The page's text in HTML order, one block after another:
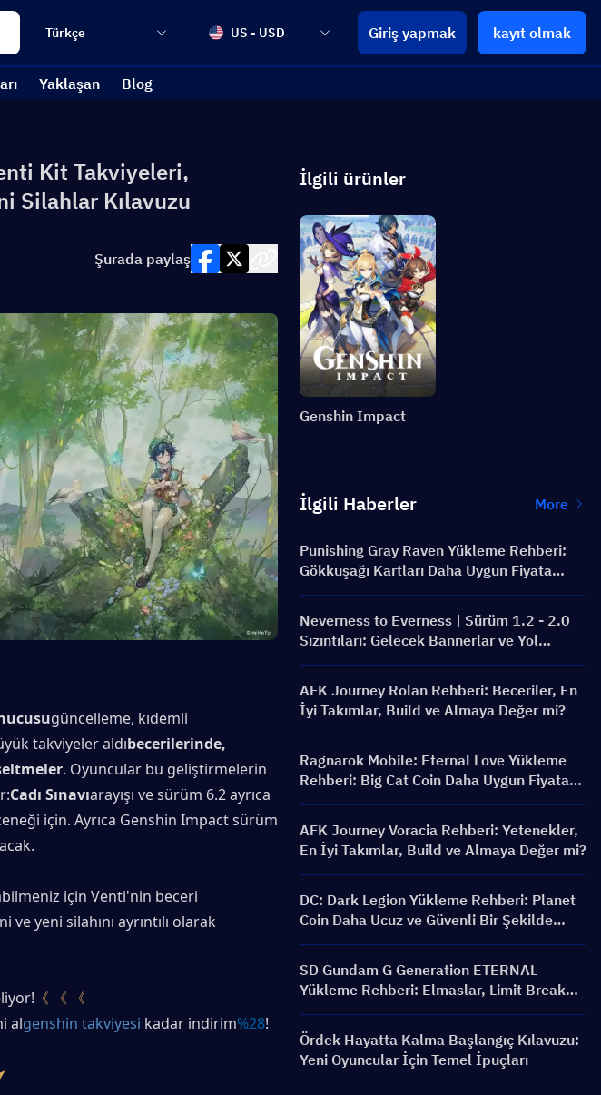
Türkçe US - USD Giriş yapmak kayıt olmak
Yaklaşan Blog
Kit Takviyeleri,
Silahlar Kılavuzu
Şurada paylaş
güncelleme, kıdemli
takviyeler aldıbecerilerinde,
. Oyuncular bu geliştirmelerin
Cadı Sınavıarayışı ve sürüm 6.2 ayrıca
için. Ayrıca Genshin Impact sürüm
için Venti'nin beceri
yeni silahını ayrıntılı olarak
《 《 《
algenshin takviyesi kadar indirim%28!
İlgili ürünler
Genshin Impact
İlgili Haberler More
Punishing Gray Raven Yükleme Rehberi:
Gökkuşağı Kartları Daha Uygun Fiyata
Nasıl Alınır?
Neverness to Everness | Sürüm 1.2 - 2.0
Sızıntıları: Gelecek Bannerlar ve Yol
Haritası!
AFK Journey Rolan Rehberi: Beceriler, En
İyi Takımlar, Build ve Almaya Değer mi?
Ragnarok Mobile: Eternal Love Yükleme
Rehberi: Big Cat Coin Daha Uygun Fiyata
Nasıl Satın Alınır?
AFK Journey Voracia Rehberi: Yetenekler,
En İyi Takımlar, Build ve Almaya Değer mi?
DC: Dark Legion Yükleme Rehberi: Planet
Coin Daha Ucuz ve Güvenli Bir Şekilde
Nasıl Satın Alınır?
SD Gundam G Generation ETERNAL
Yükleme Rehberi: Elmaslar, Limit Break
Paketleri, Fiyatlar ve Yükleme Yöntemleri
Ördek Hayatta Kalma Başlangıç Kılavuzu:
Yeni Oyuncular İçin Temel İpuçları